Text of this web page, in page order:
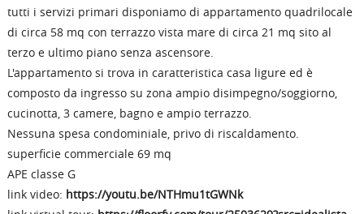
tutti i servizi primari disponiamo di appartamento quadrilocale
di circa 58 mq con terrazzo vista mare di circa 21 mq sito al
terzo e ultimo piano senza ascensore.
L'appartamento si trova in caratteristica casa ligure ed è
composto da ingresso su zona ampio disimpegno/soggiorno,
cucinotta, 3 camere, bagno e ampio terrazzo.
Nessuna spesa condominiale, privo di riscaldamento.
superficie commerciale 69 mq
APE classe G
link video: https://youtu.be/NTHmu1tGWNk